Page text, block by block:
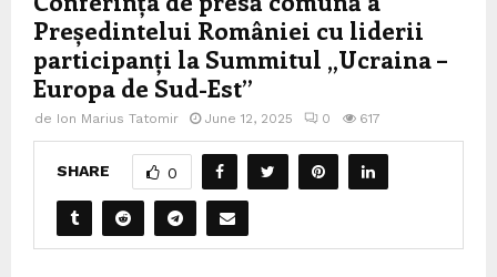
Președintelui României cu liderii
participanți la Summitul „Ucraina –
Europa de Sud-Est”
de Ion Marius Tatomir June 12, 2025 0 617
SHARE 0